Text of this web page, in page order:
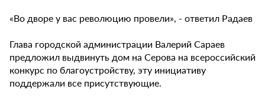
«Во дворе у вас революцию провели», - ответил Радаев
Глава городской администрации Валерий Сараев
предложил выдвинуть дом на Серова на всероссийский
конкурс по благоустройству, эту инициативу
поддержали все присутствующие.